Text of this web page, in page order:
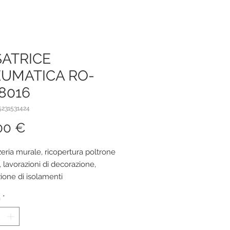
RO-
€
murale, ricopertura poltrone
lavorazioni di decorazione,
di isolamenti
prevede il tastatore, ossia il
di protezione se sale e
*